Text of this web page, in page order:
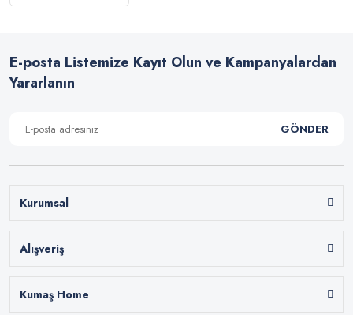
E-posta Listemize Kayıt Olun ve Kampanyalardan
Yararlanın
GÖNDER
Kurumsal
Alışveriş
Kumaş Home